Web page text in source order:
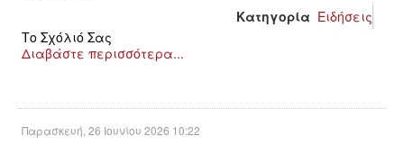
Κατηγορία Ειδήσεις
Το Σχόλιό Σας
Διαβάστε περισσότερα...
Παρασκευή, 26 Ιουνίου 2026 10:22